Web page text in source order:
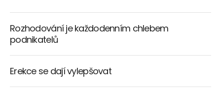
Rozhodování je každodenním chlebem
podnikatelů
Erekce se dají vylepšovat